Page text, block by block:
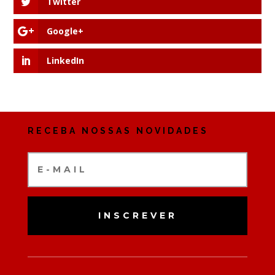
Google+
LinkedIn
RECEBA NOSSAS NOVIDADES
INSCREVER